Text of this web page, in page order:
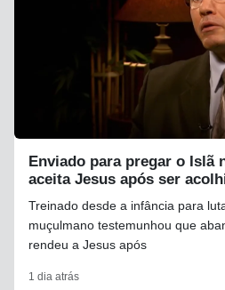
Enviado para pregar o Islã
aceita Jesus após ser
Treinado desde a infância para
muçulmano testemunhou que
rendeu a Jesus após
1 dia atrás